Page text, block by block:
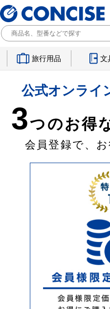
旅行用品 文
公式オンライ
3つのお得
会員登録で、